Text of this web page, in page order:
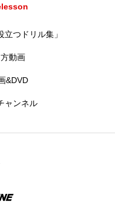
つドリル集」
動画
&DVD
ャンネル